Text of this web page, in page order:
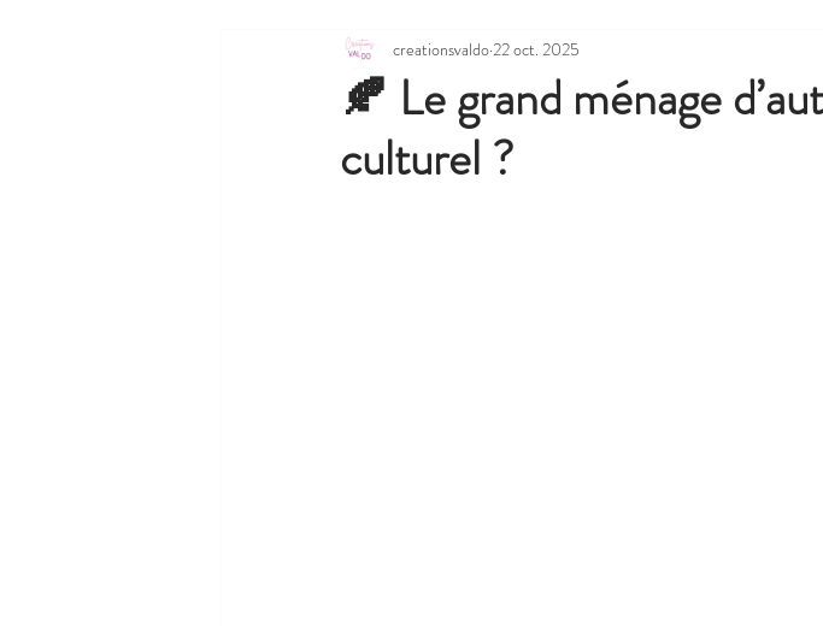
🍂 Le grand ménage
culturel ?
creationsvaldo 22 oct. 2025